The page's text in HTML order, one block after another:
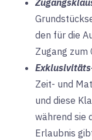
den für die
Zugang zum
Zeit- und
und diese
während sie
Erlaubnis